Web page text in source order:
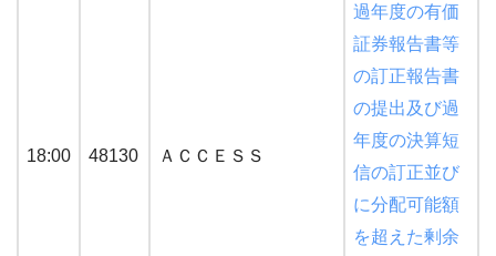
18:00 48130 ＡＣＣＥＳＳ
過年度の有価
証券報告書等
の訂正報告書
の提出及び過
年度の決算短
信の訂正並び
に分配可能額
を超えた剰余